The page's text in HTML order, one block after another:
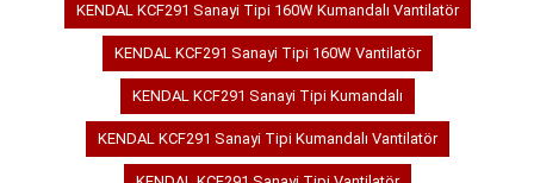
KENDAL KCF291 Sanayi Tipi 160W Kumandalı Vantilatör
KENDAL KCF291 Sanayi Tipi 160W Vantilatör
KENDAL KCF291 Sanayi Tipi Kumandalı
KENDAL KCF291 Sanayi Tipi Kumandalı Vantilatör